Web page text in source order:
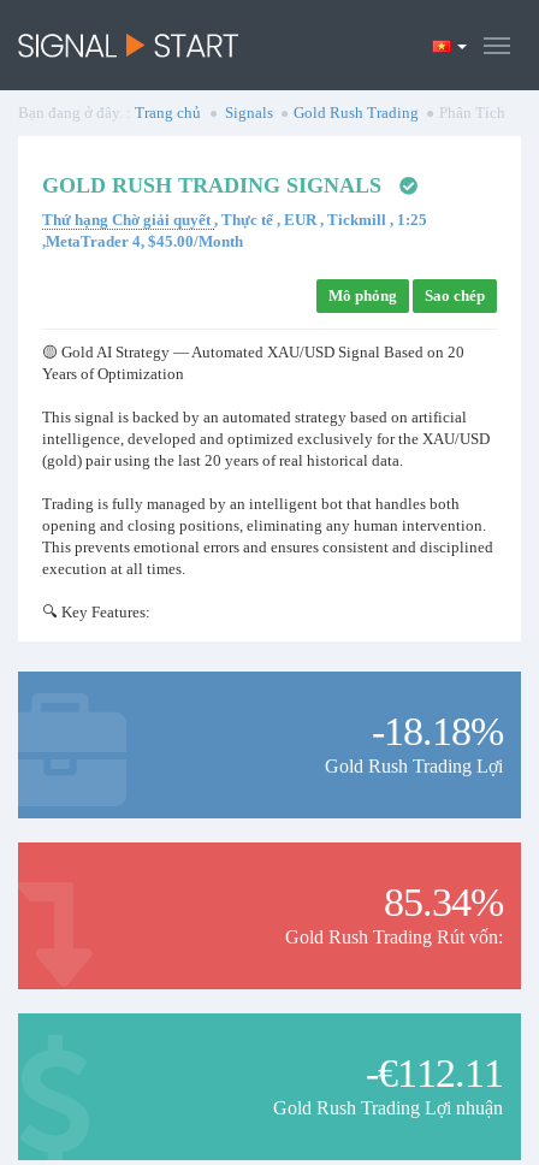
Bạn đang ở đây. : Trang chủ Signals Gold Rush Trading Phân Tích
GOLD RUSH TRADING SIGNALS
Thứ hạng Chờ giải quyết, Thực tế , EUR , Tickmill , 1:25
,MetaTrader 4, $45.00/Month
Mô phỏng Sao chép
🟡 Gold AI Strategy — Automated XAU/USD Signal Based on 20
Years of Optimization
This signal is backed by an automated strategy based on artificial
intelligence, developed and optimized exclusively for the XAU/USD
(gold) pair using the last 20 years of real historical data.
Trading is fully managed by an intelligent bot that handles both
opening and closing positions, eliminating any human intervention.
This prevents emotional errors and ensures consistent and disciplined
execution at all times.
🔍 Key Features:
🚫 It is not recommended to evaluate this signal over short periods
-18.18%
Gold Rush Trading Lợi
85.34%
Gold Rush Trading Rút vốn:
-€112.11
Gold Rush Trading Lợi nhuận